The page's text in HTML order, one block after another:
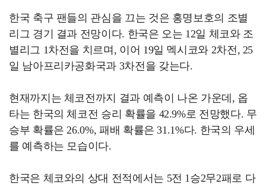
한국 축구 팬들의 관심을 끄는 것은 홍명보호의 조별
리그 경기 결과 전망이다. 한국은 오는 12일 체코와 조
별리그 1차전을 치르며, 이어 19일 멕시코와 2차전, 25
일 남아프리카공화국과 3차전을 갖는다.
현재까지는 체코전까지 결과 예측이 나온 가운데, 옵
타는 한국의 체코전 승리 확률을 42.9%로 전망했다. 무
승부 확률은 26.0%, 패배 확률은 31.1%다. 한국의 우세
를 예측하는 모습이다.
한국은 체코와의 상대 전적에서는 5전 1승2무2패로 다